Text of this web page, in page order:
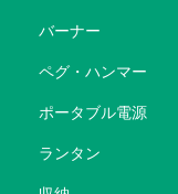
バーナー
ペグ・ハンマー
ポータブル電源
ランタン